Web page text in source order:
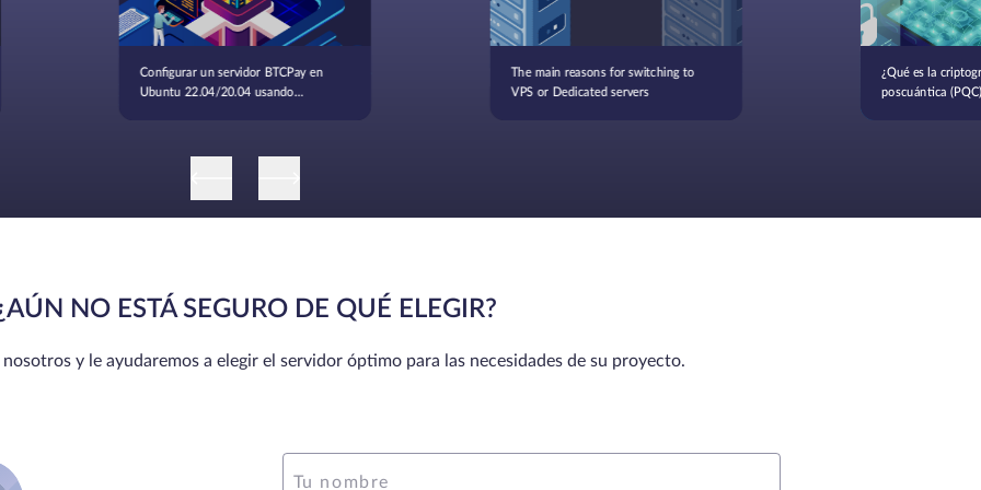
Configurar un servidor BTCPay en
Ubuntu 22.04/20.04 usando
The main reasons for switching to
VPS or Dedicated servers
¿Qué es la
poscuántica
NO ESTÁ SEGURO DE QUÉ ELEGIR?
y le ayudaremos a elegir el servidor óptimo para las necesidades de su proyecto.
Tu nombre